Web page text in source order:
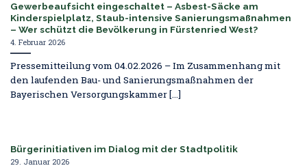
Gewerbeaufsicht eingeschaltet – Asbest-Säcke am
Kinderspielplatz, Staub-intensive Sanierungsmaßnahmen
– Wer schützt die Bevölkerung in Fürstenried West?
4. Februar 2026
Pressemitteilung vom 04.02.2026 – Im Zusammenhang mit
den laufenden Bau- und Sanierungsmaßnahmen der
Bayerischen Versorgungskammer [...]
Bürgerinitiativen im Dialog mit der Stadtpolitik
29. Januar 2026